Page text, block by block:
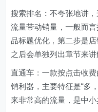
搜索排名：不夸张地讲
流量带动销量，一般而
品标题优化，第二步是
之后会单独列出章节来讲
直通车：一款按点击收
销利器，主要特征是“多
来非常高的流量，是中小